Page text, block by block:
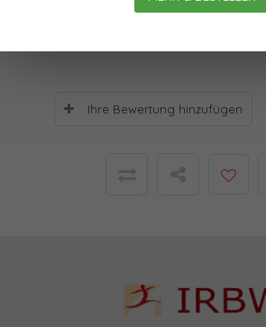
Ihre Bewertung hinzufügen